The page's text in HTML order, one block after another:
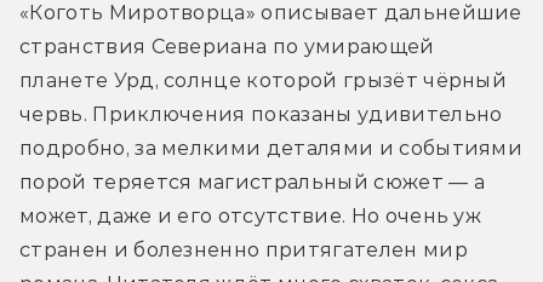
«Коготь Миротворца» описывает дальнейшие
странствия Севериана по умирающей
планете Урд, солнце которой грызёт чёрный
червь. Приключения показаны удивительно
подробно, за мелкими деталями и событиями
порой теряется магистральный сюжет — а
может, даже и его отсутствие. Но очень уж
странен и болезненно притягателен мир